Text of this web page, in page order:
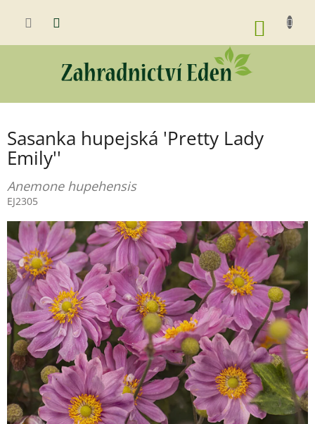
KOŠÍK
Sasanka hupejská 'Pretty Lady
Emily''
Anemone hupehensis
EJ2305